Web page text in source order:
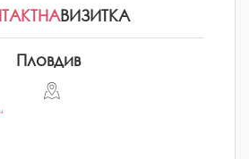
ВИЗИТКА
Пловдив